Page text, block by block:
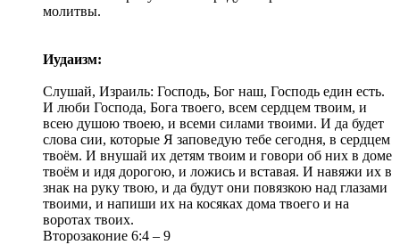
молитвы.
Иудаизм:
Слушай, Израиль: Господь, Бог наш, Господь един есть.
И люби Господа, Бога твоего, всем сердцем твоим, и
всею душою твоею, и всеми силами твоими. И да будет
слова сии, которые Я заповедую тебе сегодня, в сердцем
твоём. И внушай их детям твоим и говори об них в доме
твоём и идя дорогою, и ложись и вставая. И навяжи их в
знак на руку твою, и да будут они повязкою над глазами
твоими, и напиши их на косяках дома твоего и на
воротах твоих.
Второзаконие 6:4 – 9